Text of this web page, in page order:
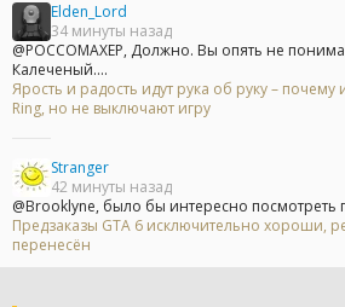
Elden_Lord
34 минуты назад
@POCCOMAXEP, Должно. Вы опять не
Калеченый....
Ярость и радость идут рука об руку – почему
Ring, но не выключают игру
Stranger
42 минуты назад
@Brooklyne, было бы интересно посмотреть
Предзаказы GTA 6 исключительно хороши,
перенесён